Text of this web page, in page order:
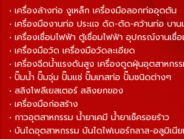
• เครื่องล้างท่อ งูเหล็ก เครื่องมือลอกท่ออุดตัน
• เครื่องมืองานท่อ ประแจ ดัด-ตัด-คว้านท่อ บา
• เครื่องเชื่อมไฟฟ้า ตู้เชื่อมไฟฟ้า อุปกรณ์งานเชื่
• เครื่องมือวัด เครื่องมือวัดละเอียด
• เครื่องฉีดน้ำแรงดันสูง เครื่องดูดฝุ่นอุตสาหกร
• ปั๊มน้ำ ปั๊มจุ่ม ปั๊มแช่ ปั๊มเทสท่อ ปั๊มชนิดต่างๆ
• สลิงโพลีเยสเตอร์ สลิงยกของ
• เครื่องมือก่อสร้าง
• กาวอุตสาหกรรม น้ำยาเคมี น้ำยาเช็ครอยร้าว
• บันไดอุตสาหกรรม บันไดไฟเบอร์กลาส-อลูมิเนี